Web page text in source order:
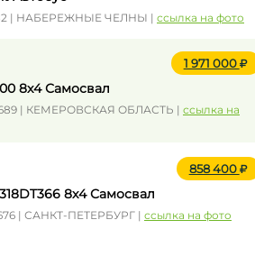
| НАБЕРЕЖНЫЕ ЧЕЛНЫ | ссылка на фото
1 971 000
8x4 Самосвал
| КЕМЕРОВСКАЯ ОБЛАСТЬ | ссылка на
858 400
8x4 Самосвал
| САНКТ-ПЕТЕРБУРГ | ссылка на фото